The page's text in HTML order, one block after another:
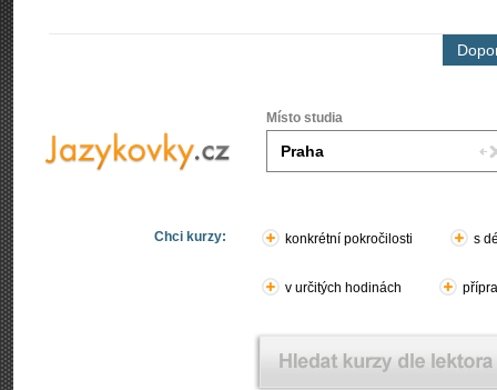
Místo studia
Chci kurzy: konkrétní pokročilosti s
v určitých hodinách